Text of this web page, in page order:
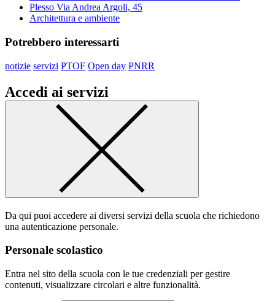
Plesso Via Andrea Argoli, 45
Architettura e ambiente
Potrebbero interessarti
notizie servizi PTOF Open day PNRR
Accedi ai servizi
Da qui puoi accedere ai diversi servizi della scuola che richiedono
una autenticazione personale.
Personale scolastico
Entra nel sito della scuola con le tue credenziali per gestire
contenuti, visualizzare circolari e altre funzionalità.